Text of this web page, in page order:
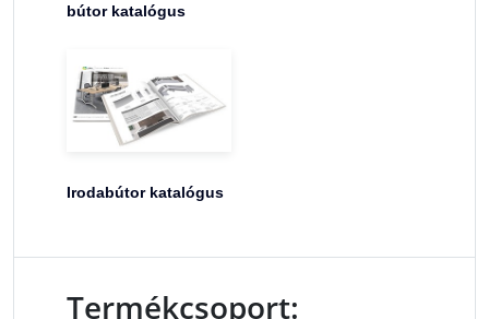
bútor katalógus
Irodabútor katalógus
Termékcsoport: